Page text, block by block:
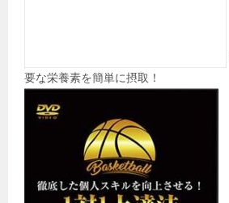
要な栄養素を簡単に摂取！